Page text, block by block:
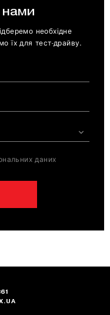
нами
необхідне
їх для тест-драйву.
даних